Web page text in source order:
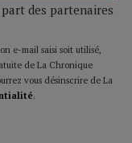
des partenaires
e-mail saisi soit utilisé,
de La Chronique
vous désinscrire de La
.